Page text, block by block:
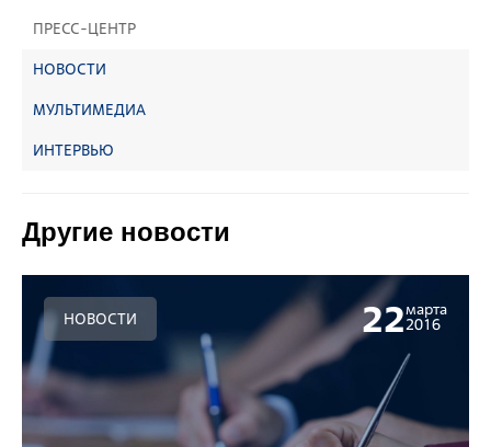
ПРЕСС-ЦЕНТР
НОВОСТИ
МУЛЬТИМЕДИА
ИНТЕРВЬЮ
Другие новости
НОВОСТИ 22марта
2016